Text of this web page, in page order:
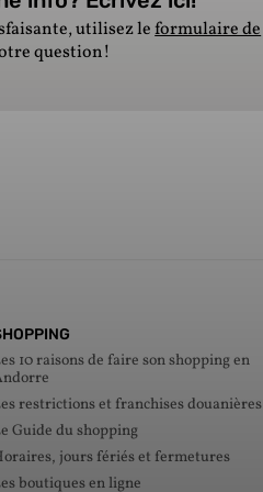
utilisez leformulaire de
question!
10 raisons de faire son shopping en
restrictions et franchises douanières
Guide du shopping
jours fériés et fermetures
boutiques en ligne